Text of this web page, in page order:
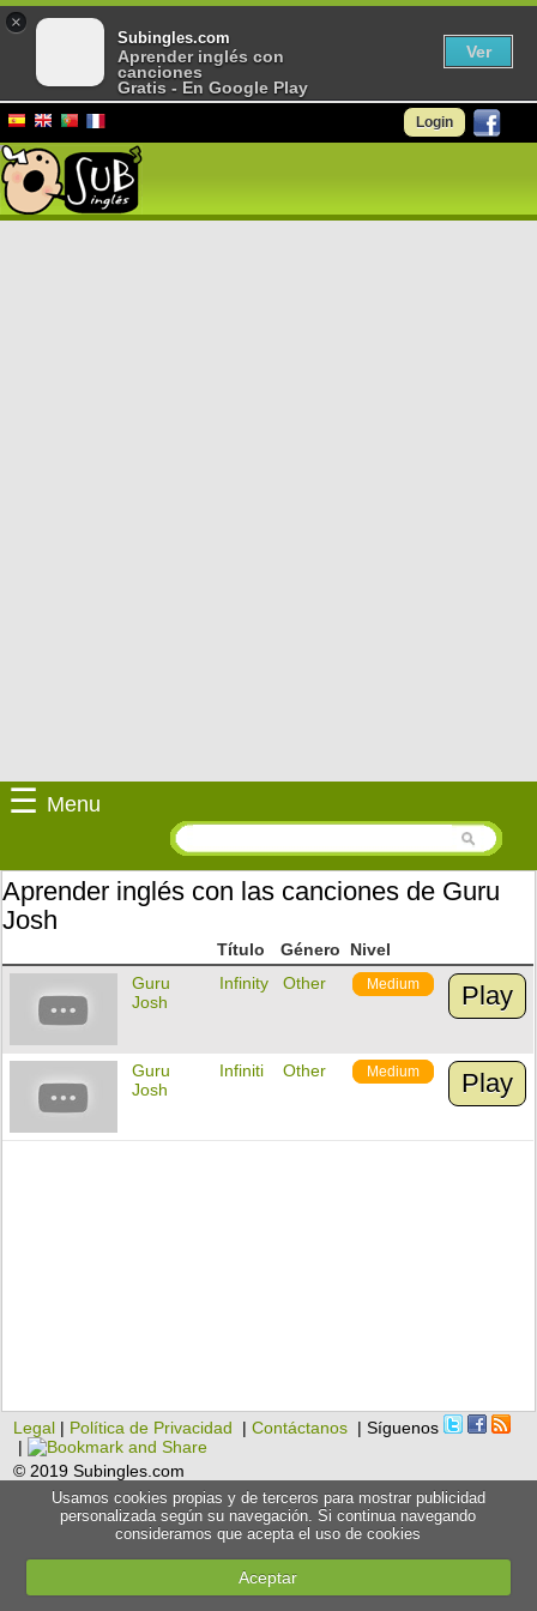
Login
☰ Menu
Aprender inglés con las canciones de Guru
Josh
Título Género
Nivel
Guru
Josh
Infinity Other Medium Play
Guru
Josh
Infiniti Other Medium Play
Legal | Política de Privacidad |Contáctanos | Síguenos
|
© 2019 Subingles.com
Usamos cookies propias y de terceros para mostrar publicidad
personalizada según su navegación. Si continua navegando
consideramos que acepta el uso de cookies
Aceptar
×
Subingles.com
Aprender inglés con
canciones
Gratis - En Google Play
Ver